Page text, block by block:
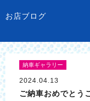
お店ブログ
納車ギャラリー
2024.04.13
ご納車おめでとう